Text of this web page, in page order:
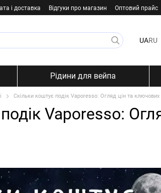
і доставка Відгуки про магазин Оптовий прайс
UARU
Рідини для вейпа
Скільки коштує подік Vaporesso: Огляд цін та ключових
Vaporesso: